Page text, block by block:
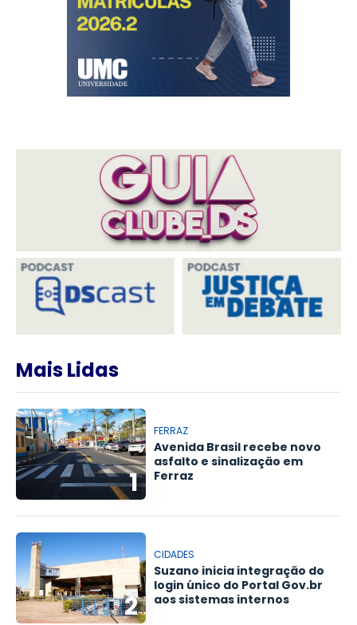
Mais Lidas
1
FERRAZ
Avenida Brasil recebe novo
asfalto e sinalização em
Ferraz
2
CIDADES
Suzano inicia integração do
login único do Portal Gov.br
aos sistemas internos